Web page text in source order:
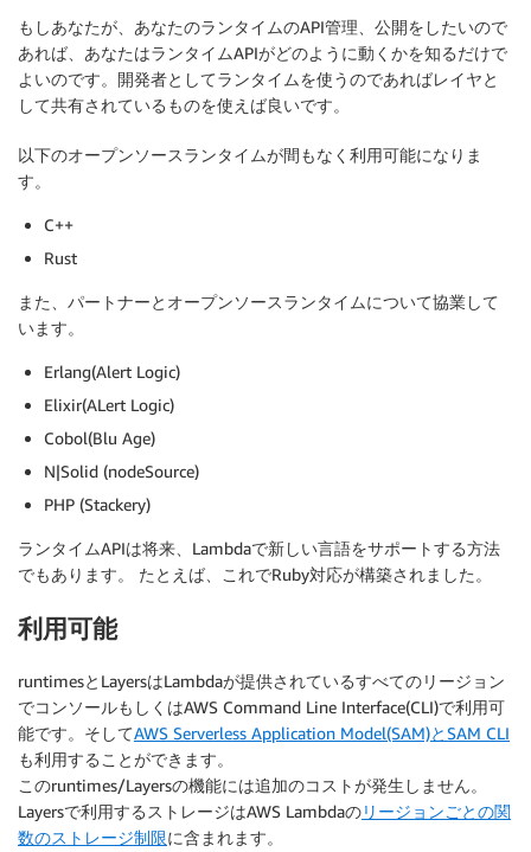
もしあなたが、あなたのランタイムのAPI管理、公開をしたいので
あれば、あなたはランタイムAPIがどのように動くかを知るだけで
よいのです。開発者としてランタイムを使うのであればレイヤと
して共有されているものを使えば良いです。
以下のオープンソースランタイムが間もなく利用可能になりま
す。
C++
Rust
また、パートナーとオープンソースランタイムについて協業して
います。
Erlang(Alert Logic)
Elixir(ALert Logic)
Cobol(Blu Age)
N|Solid (nodeSource)
PHP (Stackery)
ランタイムAPIは将来、Lambdaで新しい言語をサポートする方法
でもあります。 たとえば、これでRuby対応が構築されました。
利用可能
runtimesとLayersはLambdaが提供されているすべてのリージョン
でコンソールもしくはAWS Command Line Interface(CLI)で利用可
能です。そしてAWS Serverless Application Model(SAM)とSAM CLI
も利用することができます。
このruntimes/Layersの機能には追加のコストが発生しません。
Layersで利用するストレージはAWS Lambdaのリージョンごとの関
数のストレージ制限に含まれます。